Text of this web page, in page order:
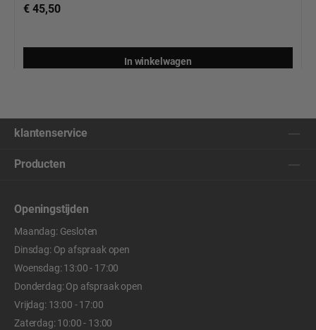
€ 45,50
In winkelwagen
klantenservice
Producten
Openingstijden
Maandag: Gesloten
Dinsdag: Op afspraak open
Woensdag: 13:00 - 17:00
Donderdag: Op afspraak open
Vrijdag: 13:00 - 17:00
Zaterdag: 10:00 - 13:00